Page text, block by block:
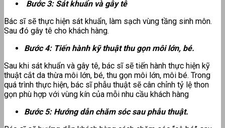
Bước 3: Sát khuẩn và gây tê
Bác sĩ sẽ thực hiện sát khuẩn, làm sạch vùng tầng sinh môn.
Sau đó gây tê cho khách hàng.
Bước 4: Tiến hành kỹ thuật thu gọn môi lớn, bé.
Sau khi sát khuẩn và gây tê, bác sĩ sẽ tiến hành thực hiện kỹ
thuật cắt da thừa môi lớn, bé, thu gọn môi lớn, môi bé. Trong
quá trình thực hiện, bác sĩ phẫu thuật sẽ cân chỉnh tỷ lệ thon
gọn phù hợp với vùng kín của mỗi nhu cầu khách hàng
Bước 5: Hướng dẫn chăm sóc sau phẫu thuật.